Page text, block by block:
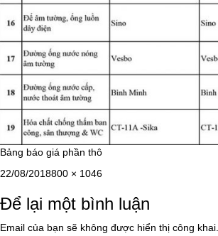
Bảng báo giá phần thô
Đăng
ngày
22/08/2018Kích
đầy
800 × 1046
Để lại một bình luận
Email của bạn sẽ không được hiển thị công khai.